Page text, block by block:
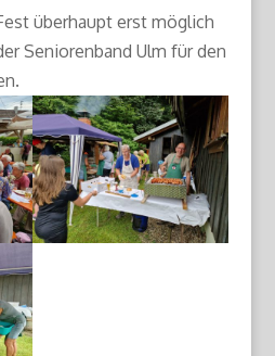
überhaupt erst möglich
Seniorenband Ulm für den